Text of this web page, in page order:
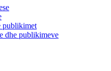
publikimet
dhe publikimeve